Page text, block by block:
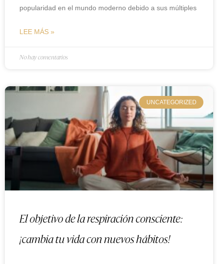
popularidad en el mundo moderno debido a sus múltiples
LEE MÁS »
No hay comentarios
UNCATEGORIZED
El objetivo de la respiración consciente:
¡cambia tu vida con nuevos hábitos!